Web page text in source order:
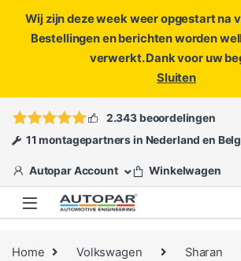
Wij zijn deze week weer opgestart na
Bestellingen en berichten worden
verwerkt. Dank voor uw
Sluiten
ofopen een ticket
2.343 beoordelingen
11 montagepartners in Nederland en
Autopar Account Winkelwagen
Home Volkswagen Sharan